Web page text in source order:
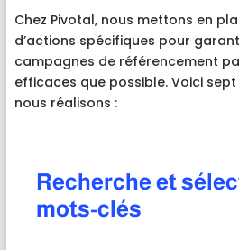
Chez Pivotal, nous mettons en
d’actions spécifiques pour
campagnes de référencement
efficaces que possible. Voici
nous réalisons :
Recherche et
mots-clés